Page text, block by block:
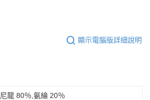
顯示電腦版詳細說明
尼龍 80％,氨綸 20％